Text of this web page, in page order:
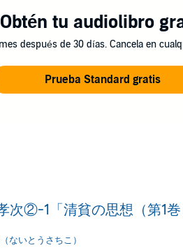
Obtén tu audiolibro
después de 30 días. Cancela en
Prueba Standard gratis
次②-1「清貧の思想（第1巻
ないとうさちこ）